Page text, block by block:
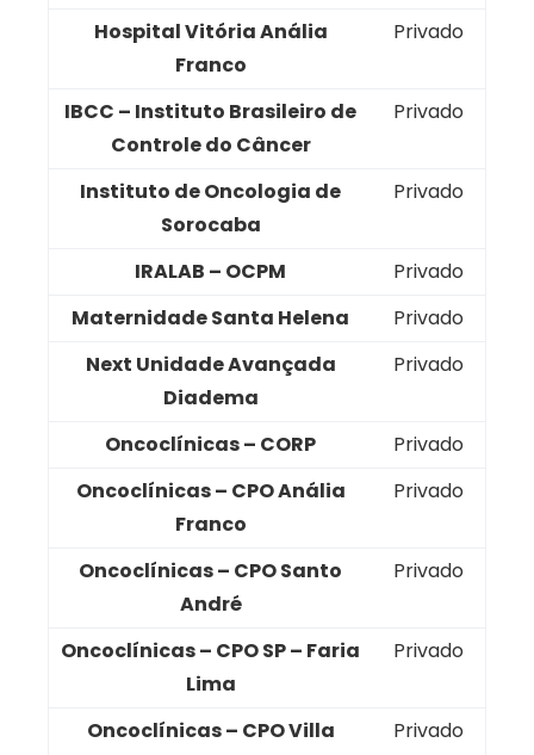
Hospital Vitória Anália
Franco
Privado
IBCC – Instituto Brasileiro de
Controle do Câncer
Privado
Instituto de Oncologia de
Sorocaba
Privado
IRALAB – OCPM
Privado
Maternidade Santa Helena
Privado
Next Unidade Avançada
Diadema
Privado
Oncoclínicas – CORP
Privado
Oncoclínicas – CPO Anália
Franco
Privado
Oncoclínicas – CPO Santo
André
Privado
Oncoclínicas – CPO SP – Faria
Lima
Privado
Oncoclínicas – CPO Villa
Privado